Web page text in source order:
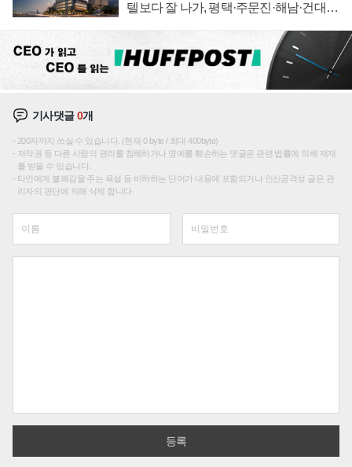
텔보다 잘 나가, 평택·주문진·해남·건대로
기사댓글0개
200자까지 쓰실 수 있습니다. (현재 0 byte / 최대 400byte)
저작권 등 다른 사람의 권리를 침해하거나 명예를 훼손하는 댓글은 관련 법률에 의해 제재
를 받을 수 있습니다.
타인에게 불쾌감을 주는 욕설 등 비하하는 단어가 내용에 포함되거나 인신공격성 글은 관
리자의 판단에 의해 삭제 합니다.